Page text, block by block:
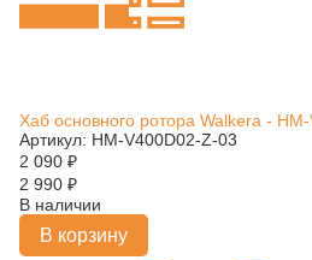
Хаб основного ротора Walkera -
Артикул: HM-V400D02-Z-03
2 090 ₽
2 990 ₽
В наличии
В корзину